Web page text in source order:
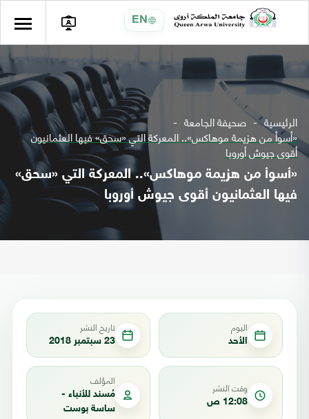
EN
الرئيسية صحيفة الجامعة
«أسوأ من هزيمة موهاكس».. المعركة التي «سحق» فيها العثمانيون
أقوى جيوش أوروبا
«أسوأ من هزيمة موهاكس».. المعركة التي «سحق»
فيها العثمانيون أقوى جيوش أوروبا
اليوم
الأحد
تاريخ النشر
23 سبتمبر 2018
وقت النشر
12:08 ص
المؤلف
مُسند للأنباء -
ساسة بوست